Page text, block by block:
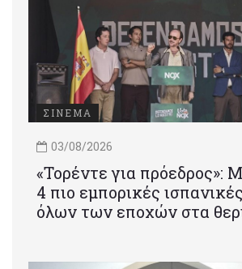
ΣΙΝΕΜΑ
03/08/2026
«Τορέντε για πρόεδρος»:
4 πιο εμπορικές
όλων των εποχών στα